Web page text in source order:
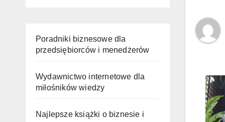
Poradniki biznesowe dla
przedsiębiorców i menedżerów
Wydawnictwo internetowe dla
miłośników wiedzy
Najlepsze książki o biznesie i